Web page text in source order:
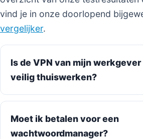
vind je in onze doorlopend
vergelijker.
Is de VPN van mijn
veilig thuiswerken?
Moet ik betalen voor een
wachtwoordmanager?